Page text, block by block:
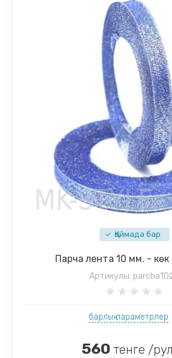
Қоймада бар
Парча лента 10 мм. - көк
Артикулы:
барлық параметрлер
560 тенге /